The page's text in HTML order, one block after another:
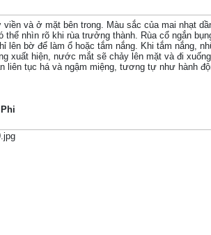
viền và ở mặt bên trong. Màu sắc của mai nhạt
thể nhìn rõ khi rùa trưởng thành. Rùa cổ ngắn
lên bờ để làm ổ hoặc tắm nắng. Khi tắm nắng,
xuất hiện, nước mắt sẽ chảy lên mặt và đi
liên tục há và ngậm miệng, tương tự như hành